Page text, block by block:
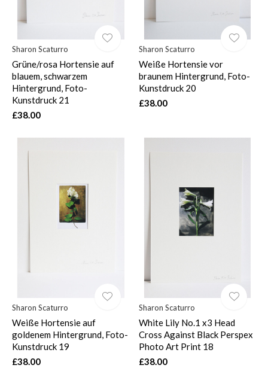
Sharon Scaturro
Grüne/rosa Hortensie auf
blauem, schwarzem
Hintergrund, Foto-
Kunstdruck 21
£38.00
Sharon Scaturro
Weiße Hortensie vor
braunem Hintergrund, Foto-
Kunstdruck 20
£38.00
Sharon Scaturro
Weiße Hortensie auf
goldenem Hintergrund, Foto-
Kunstdruck 19
£38.00
Sharon Scaturro
White Lily No.1 x3 Head
Cross Against Black Perspex
Photo Art Print 18
£38.00